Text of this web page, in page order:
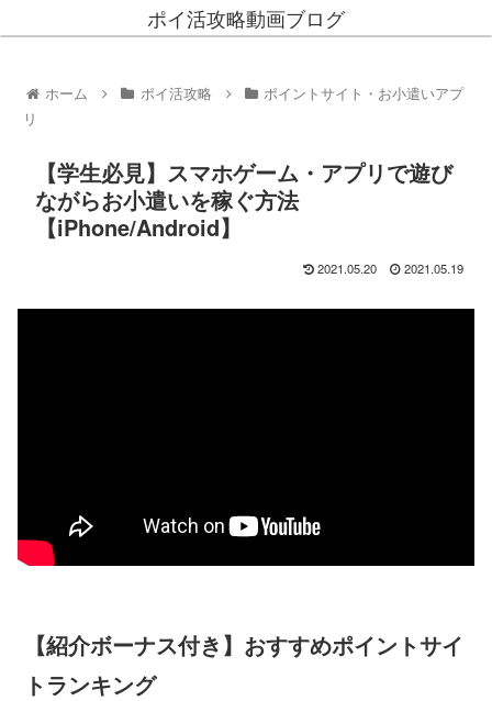
ポイ活攻略動画ブログ
ホーム ポイ活攻略
ポイントサイト・お小遣いアプ
リ
【学生必見】スマホゲーム・アプリで遊び
ながらお小遣いを稼ぐ方法
【iPhone/Android】
2021.05.20 2021.05.19
【紹介ボーナス付き】おすすめポイントサイ
トランキング